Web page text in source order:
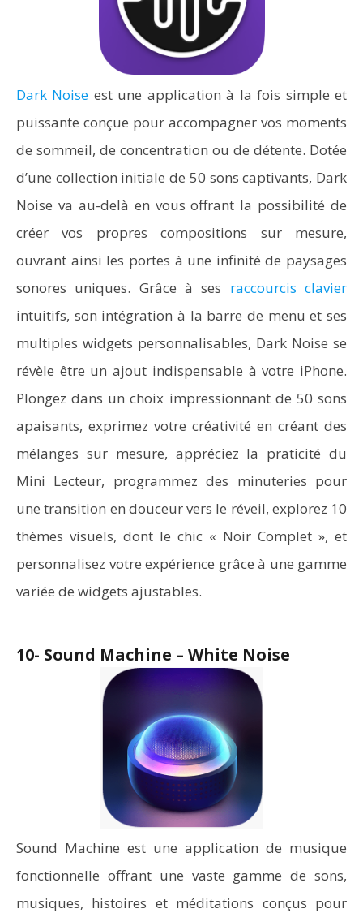
Dark Noise est une application à la fois simple et
puissante conçue pour accompagner vos moments
de sommeil, de concentration ou de détente. Dotée
d’une collection initiale de 50 sons captivants, Dark
Noise va au-delà en vous offrant la possibilité de
créer vos propres compositions sur mesure,
ouvrant ainsi les portes à une infinité de paysages
sonores uniques. Grâce à ses raccourcis clavier
intuitifs, son intégration à la barre de menu et ses
multiples widgets personnalisables, Dark Noise se
révèle être un ajout indispensable à votre iPhone.
Plongez dans un choix impressionnant de 50 sons
apaisants, exprimez votre créativité en créant des
mélanges sur mesure, appréciez la praticité du
Mini Lecteur, programmez des minuteries pour
une transition en douceur vers le réveil, explorez 10
thèmes visuels, dont le chic « Noir Complet », et
personnalisez votre expérience grâce à une gamme
variée de widgets ajustables.
10- Sound Machine – White Nois‪e
Sound Machine est une application de musique
fonctionnelle offrant une vaste gamme de sons,
musiques, histoires et méditations conçus pour